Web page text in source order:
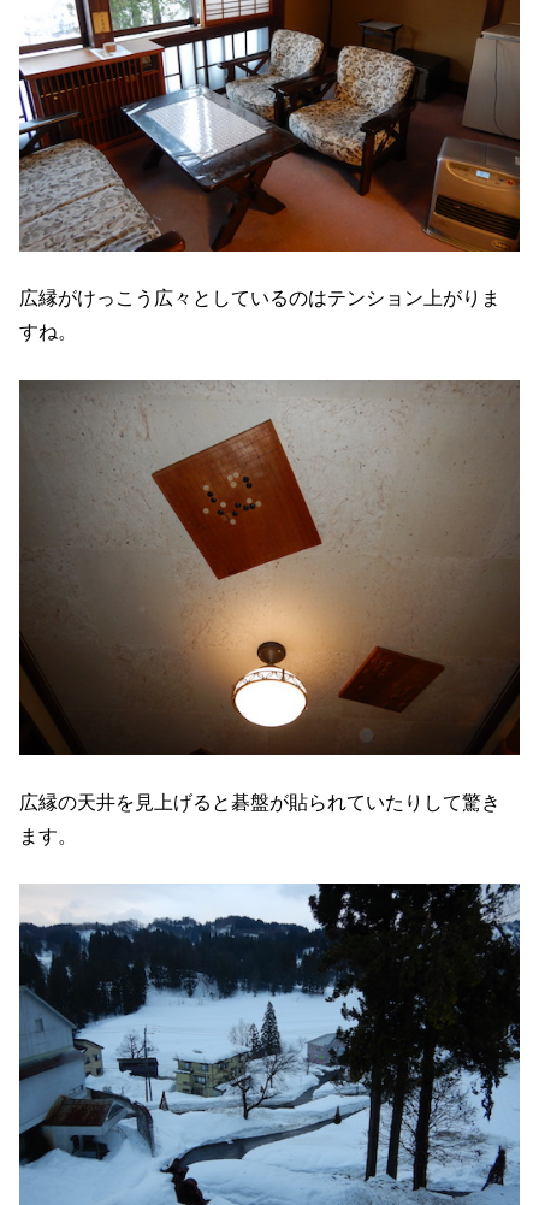
広縁がけっこう広々としているのはテンション上がりま
すね。
広縁の天井を見上げると碁盤が貼られていたりして驚き
ます。